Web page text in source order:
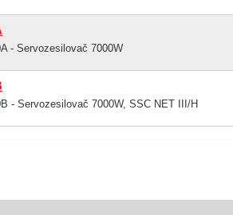
- Servozesilovač 7000W
- Servozesilovač 7000W, SSC NET III/H